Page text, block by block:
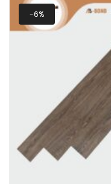
-6%